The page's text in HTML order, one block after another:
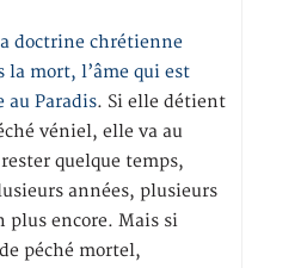
doctrine chrétienne
la mort, l’âme qui est
au Paradis. Si elle détient
véniel, elle va au
quelque temps,
années, plusieurs
plus encore. Mais si
péché mortel,